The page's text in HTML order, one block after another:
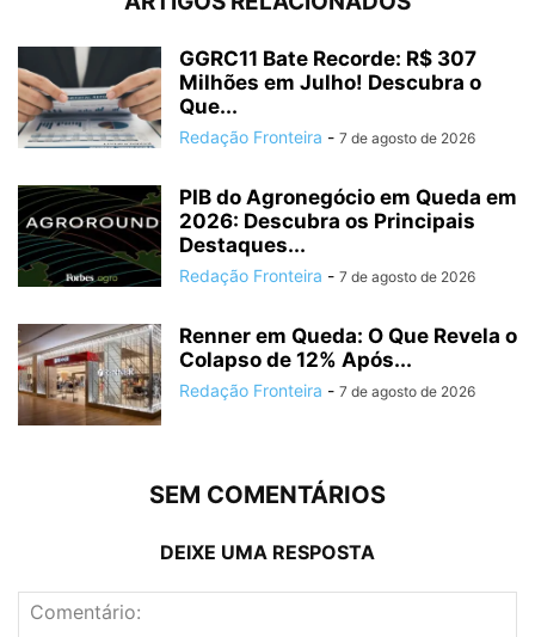
GGRC11 Bate Recorde: R$ 307
Milhões em Julho! Descubra o
Que...
Redação Fronteira - 7 de agosto de 2026
PIB do Agronegócio em Queda em
2026: Descubra os Principais
Destaques...
Redação Fronteira - 7 de agosto de 2026
Renner em Queda: O Que Revela o
Colapso de 12% Após...
Redação Fronteira - 7 de agosto de 2026
SEM COMENTÁRIOS
DEIXE UMA RESPOSTA